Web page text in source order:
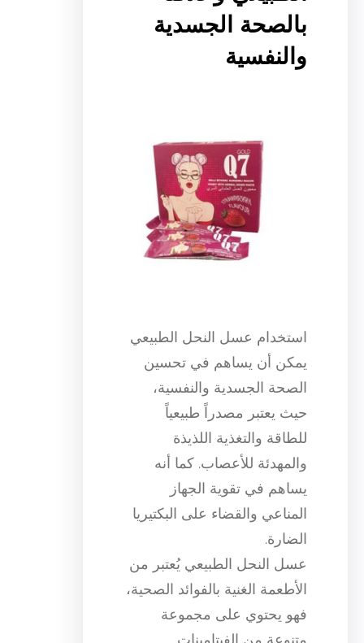
بالصحة الجسدية
والنفسية
استخدام عسل النحل الطبيعي
يمكن أن يساهم في تحسين
الصحة الجسدية والنفسية،
حيث يعتبر مصدراً طبيعياً
للطاقة والتغذية اللذيذة
والمهدئة للأعصاب. كما أنه
يساهم في تقوية الجهاز
المناعي والقضاء على البكتيريا
الضارة.
عسل النحل الطبيعي يُعتبر من
الأطعمة الغنية بالفوائد الصحية،
فهو يحتوي على مجموعة
متنوعة من الفيتامينات